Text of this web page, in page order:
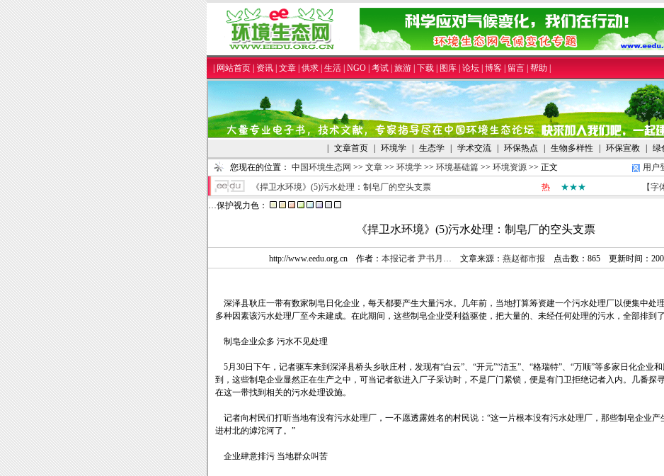
网站首页 资讯 文章 供求 生活 NGO 考试 旅游 下载 图库 论坛 博客 留言 帮助
文章首页 环境学 生态学 学术交流 环保热点 生物多样性 环保宣教 绿
您现在的位置： 中国环境生态网 >> 文章 >> 环境学 >> 环境基础篇 >> 环境资源 >> 正文 用户
《捍卫水环境》(5)污水处理：制皂厂的空头支票
热 ★★★ 【字
…保护视力色：
《捍卫水环境》(5)污水处理：制皂厂的空头支票
http://www.eedu.org.cn 作者： 本报记者 尹书月… 文章来源： 燕赵都市报 点击数： 865 更新时间：
深泽县耿庄一带有数家制皂日化企业，每天都要产生大量污水。几年前，当地打算筹资建一个污水处理厂以便集中处
多种因素该污水处理厂至今未建成。在此期间，这些制皂企业受利益驱使，把大量的、未经任何处理的污水，全部排到了
制皂企业众多 污水不见处理
5月30日下午，记者驱车来到深泽县桥头乡耿庄村，发现有“白云”、“开元”“洁玉”、“格瑞特”、“万顺”等多家日化企业
到，这些制皂企业显然正在生产之中，可当记者欲进入厂子采访时，不是厂门紧锁，便是有门卫拒绝记者入内。几番探
在这一带找到相关的污水处理设施。
记者向村民们打听当地有没有污水处理厂，一不愿透露姓名的村民说：“这一片根本没有污水处理厂，那些制皂企业产
进村北的滹沱河了。”
企业肆意排污 当地群众叫苦